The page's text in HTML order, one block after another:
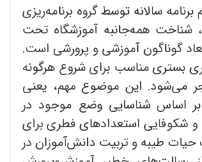
سالانه توسط گروه برنامه‌ریزی
شناخت همه‌جانبه آموزشگاه تحت
گوناگون آموزشی و پرورشی است.
بستری مناسب برای شروع هرگونه
می‌شود. این موضوع مهم، یعنی
بر اساس شناسایی وضع موجود در
شکوفایی استعدادهای فطری برای
حیات طیبه و تربیت دانش‌آموزان در